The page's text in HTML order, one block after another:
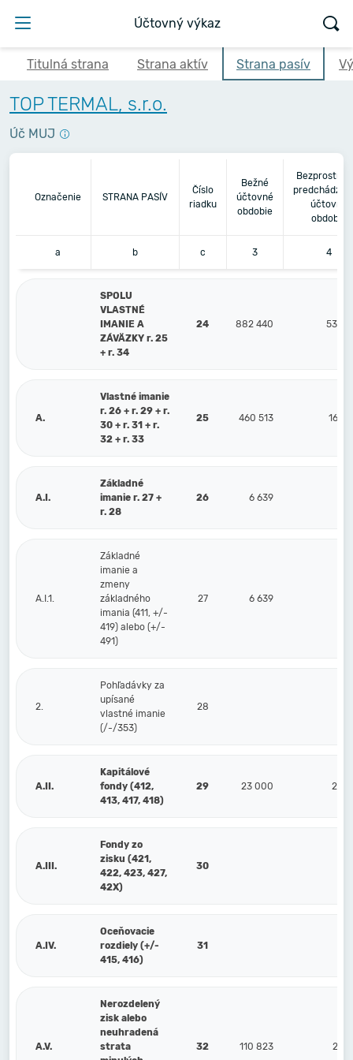
Účtovný výkaz
Titulná strana Strana aktív Strana pasív
TOP TERMAL, s.r.o.
Úč MUJ
Označenie STRANA PASÍV
Číslo
riadku
Bežné
účtovné
obdobie
účtovné
obdobie
a b c 3 4
SPOLU
VLASTNÉ
IMANIE A
ZÁVÄZKY r. 25
+ r. 34
24 882 440 538
A.
Vlastné imanie
r. 26 + r. 29 + r.
30 + r. 31 + r.
32 + r. 33
25 460 513 160
A.I.
Základné
imanie r. 27 +
r. 28
26 6 639
A.I.1.
Základné
imanie a
zmeny
základného
imania (411, +/-
419) alebo (+/-
491)
27 6 639
2.
Pohľadávky za
upísané
vlastné imanie
(/-/353)
28
A.II.
Kapitálové
fondy (412,
413, 417, 418)
29 23 000 23
A.III.
Fondy zo
zisku (421,
422, 423, 427,
42X)
30
A.IV.
Oceňovacie
rozdiely (+/-
415, 416)
31
A.V.
Nerozdelený
zisk alebo
neuhradená
strata
32 110 823 28